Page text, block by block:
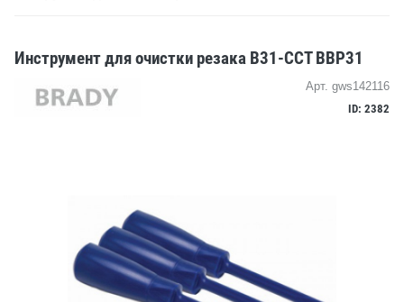
Инструмент для очистки резака B31-CCT BBP31
Арт. gws142116
ID: 2382